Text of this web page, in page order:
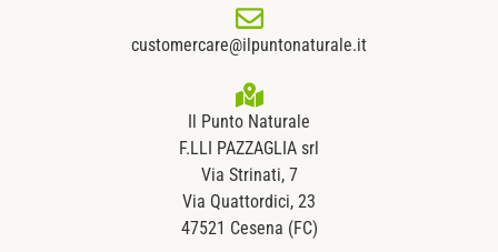
customercare@ilpuntonaturale.it
Il Punto Naturale
F.LLI PAZZAGLIA srl
Via Strinati, 7
Via Quattordici, 23
47521 Cesena (FC)